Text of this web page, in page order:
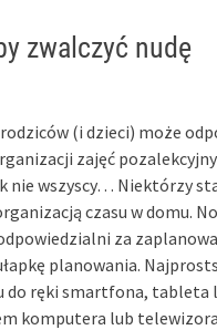
zwalczyć nudę
(i dzieci) może
zajęć
nie wszyscy… Niektórzy
czasu w domu.
za
planowania.
do ręki smartfona, tableta
komputera lub